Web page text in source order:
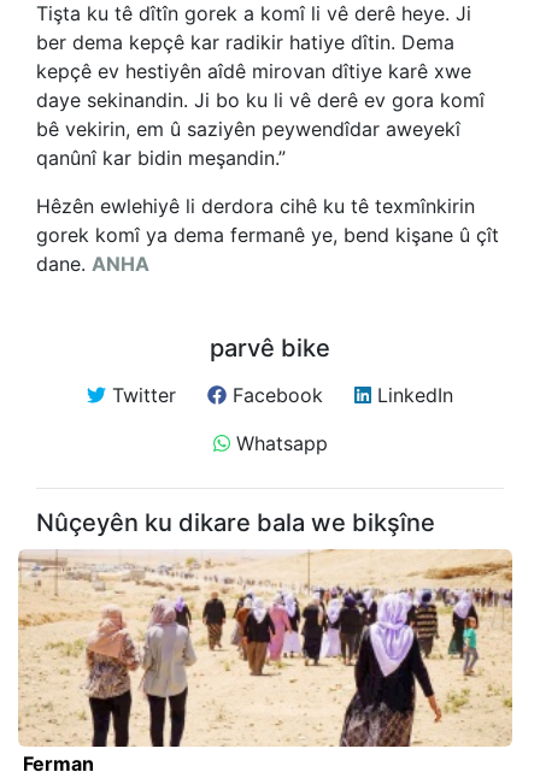
Tişta ku tê dîtîn gorek a komî li vê derê heye. Ji
ber dema kepçê kar radikir hatiye dîtin. Dema
kepçê ev hestiyên aîdê mirovan dîtiye karê xwe
daye sekinandin. Ji bo ku li vê derê ev gora komî
bê vekirin, em û saziyên peywendîdar aweyekî
qanûnî kar bidin meşandin.”
Hêzên ewlehiyê li derdora cihê ku tê texmînkirin
gorek komî ya dema fermanê ye, bend kişane û çît
dane. ANHA
parvê bike
Twitter Facebook
LinkedIn
Whatsapp
Nûçeyên ku dikare bala we bikşîne
Ferman